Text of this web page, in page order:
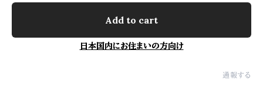
Add to cart
日本国内にお住まいの方向け
通報する